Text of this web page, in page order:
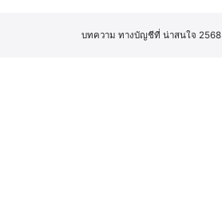
บทความ ทางบัญชีที่ น่าสนใจ 2568